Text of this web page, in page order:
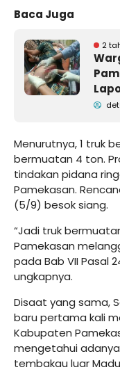
Baca Juga
2
Menurutnya, 1 truk
bermuatan 4 ton.
tindakan pidana
Pamekasan.
(5/9) besok siang.
“Jadi truk
Pamekasan
pada Bab VII Pasal
ungkapnya.
Disaat yang sama,
baru pertama kali
Kabupaten
mengetahui
tembakau luar